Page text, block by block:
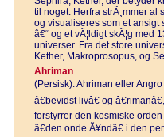
til noget. Herfra strÃ¸mmer al
og visualiseres som et ansigt
â€“ og et vÃ¦ldigt skÃ¦g med
universer. Fra det store
Kether, Makroprosopus, og
Ahriman
(Persisk). Ahriman eller Angro
â€bevidst livâ€ og
forstyrrer den kosmiske
â€den onde Ã¥ndâ€ i den